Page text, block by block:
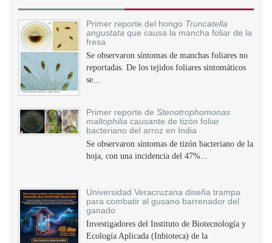
Primer reporte del hongo Truncatella
angustata que causa la mancha foliar de la
fresa
Se observaron síntomas de manchas foliares no
reportadas. De los tejidos foliares sintomáticos
se...
Primer reporte de Stenotrophomonas
maltophilia causante de tizón foliar
bacteriano del arroz en India
Se observaron síntomas de tizón bacteriano de la
hoja, con una incidencia del 47%...
Universidad Veracruzana diseña trampa
para combatir al gusano barrenador del
ganado
Investigadores del Instituto de Biotecnología y
Ecología Aplicada (Inbioteca) de la